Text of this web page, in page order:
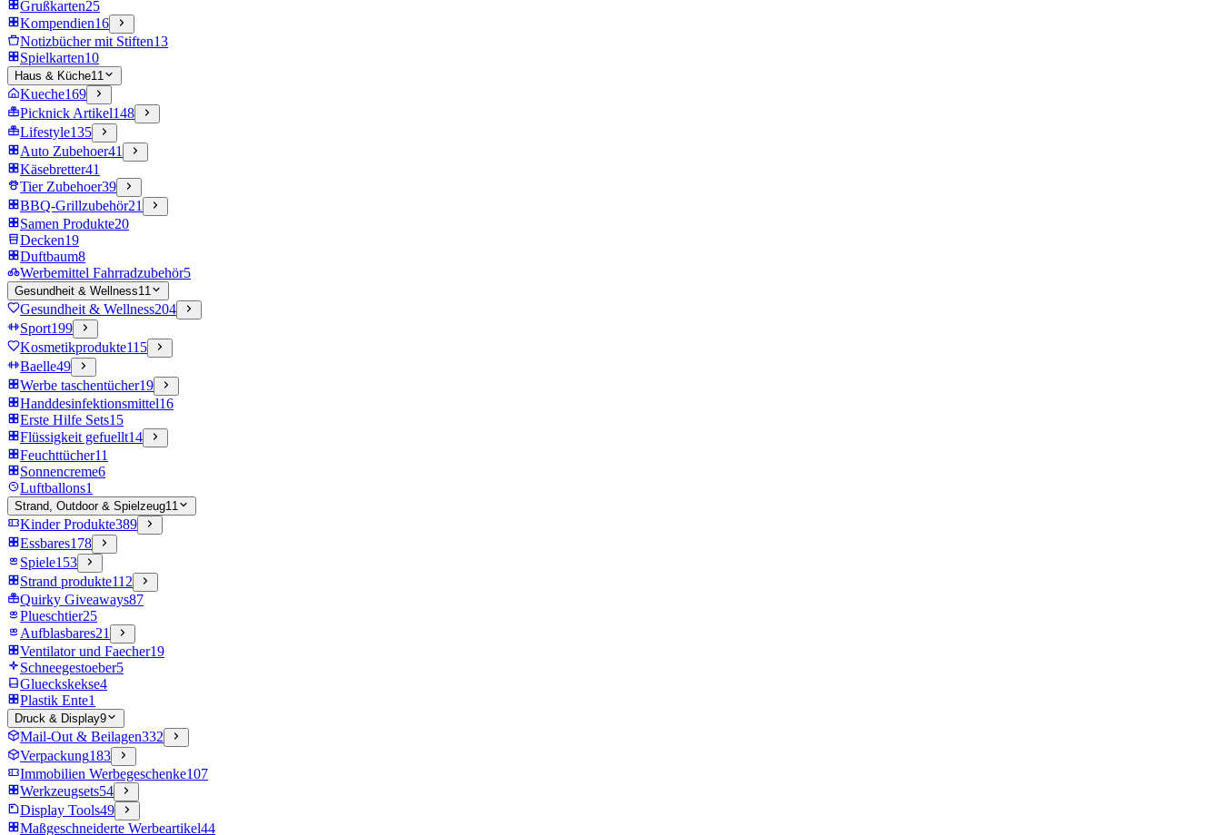
Grußkarten25
Kompendien16
Notizbücher mit Stiften13
Spielkarten10
Haus & Küche11
Kueche169
Picknick Artikel148
Lifestyle135
Auto Zubehoer41
Käsebretter41
Tier Zubehoer39
BBQ-Grillzubehör21
Samen Produkte20
Decken19
Duftbaum8
Werbemittel Fahrradzubehör5
Gesundheit & Wellness11
Gesundheit & Wellness204
Sport199
Kosmetikprodukte115
Baelle49
Werbe taschentücher19
Handdesinfektionsmittel16
Erste Hilfe Sets15
Flüssigkeit gefuellt14
Feuchttücher11
Sonnencreme6
Luftballons1
Strand, Outdoor & Spielzeug11
Kinder Produkte389
Essbares178
Spiele153
Strand produkte112
Quirky Giveaways87
Plueschtier25
Aufblasbares21
Ventilator und Faecher19
Schneegestoeber5
Glueckskekse4
Plastik Ente1
Druck & Display9
Mail-Out & Beilagen332
Verpackung183
Immobilien Werbegeschenke107
Werkzeugsets54
Display Tools49
Maßgeschneiderte Werbeartikel44